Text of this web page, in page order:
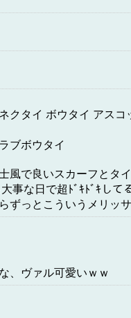
クタイ ボウタイ アスコ
ブボウタイ
風で良いスカーフとタ
事な日で超ﾄﾞｷﾄﾞｷして
ずっとこういうメリッ
、ヴァル可愛いｗｗ